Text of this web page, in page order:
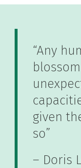
“Any
given
so”
– Doris